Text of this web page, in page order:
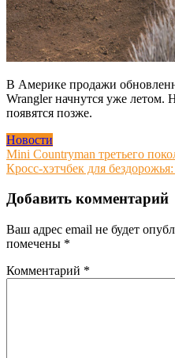
В Америке продажи
Wrangler начнутся уже
появятся позже.
Новости
Навигация
по
записям
Mini Countryman третьего
Кросс-хэтчбек для
Добавить комментарий
Ваш адрес email не будет
помечены *
Комментарий *